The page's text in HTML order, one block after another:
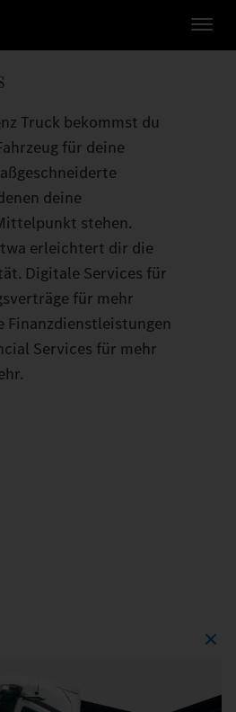
Truck bekommst du
für deine
deine
stehen.
erleichtert dir die
Digitale Services für
für mehr
Finanzdienstleistungen
Services für mehr